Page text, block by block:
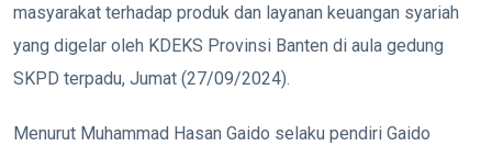
masyarakat terhadap produk dan layanan keuangan syariah
yang digelar oleh KDEKS Provinsi Banten di aula gedung
SKPD terpadu, Jumat (27/09/2024).
Menurut Muhammad Hasan Gaido selaku pendiri Gaido